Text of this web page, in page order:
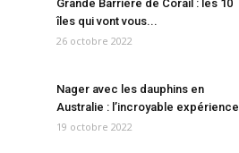
Grande Barrière de Corail : les 10
îles qui vont vous...
26 octobre 2022
Nager avec les dauphins en
Australie : l’incroyable expérience
19 octobre 2022